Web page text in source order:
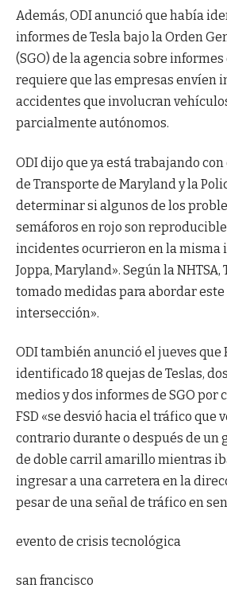
Además, ODI anunció que había
informes de Tesla bajo la Orden
(SGO) de la agencia sobre
requiere que las empresas envíen
accidentes que involucran
parcialmente autónomos.
ODI dijo que ya está trabajando
de Transporte de Maryland y la
determinar si algunos de los
semáforos en rojo son
incidentes ocurrieron en la misma
Joppa, Maryland». Según la NHTSA,
tomado medidas para abordar
intersección».
ODI también anunció el jueves que
identificado 18 quejas de Teslas,
medios y dos informes de SGO por
FSD «se desvió hacia el tráfico que
contrario durante o después de un
de doble carril amarillo mientras
ingresar a una carretera en la
pesar de una señal de tráfico en
evento de crisis tecnológica
san francisco